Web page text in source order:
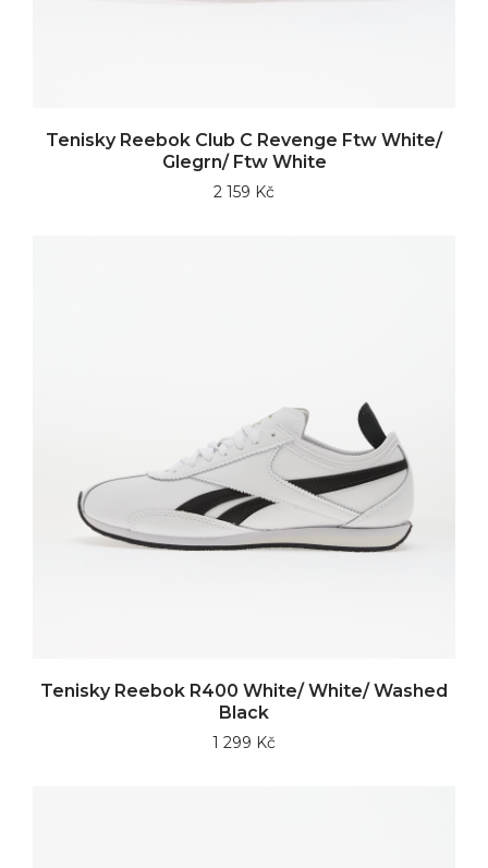
Tenisky Reebok Club C Revenge Ftw White/
Glegrn/ Ftw White
2 159 Kč
Tenisky Reebok R400 White/ White/ Washed
Black
1 299 Kč